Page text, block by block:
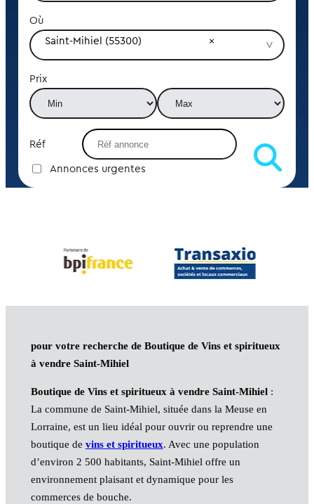
Où
Saint-Mihiel (55300)
Prix
Réf
Annonces urgentes
pour votre recherche de Boutique de Vins et spiritueux
à vendre Saint-Mihiel
Boutique de Vins et spiritueux à vendre Saint-Mihiel:
La commune de Saint-Mihiel, située dans la Meuse en
Lorraine, est un lieu idéal pour ouvrir ou reprendre une
boutique de vins et spiritueux. Avec une population
d’environ 2 500 habitants, Saint-Mihiel offre un
environnement plaisant et dynamique pour les
commerces de bouche.